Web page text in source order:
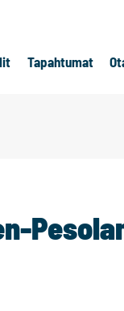
Tapahtumat